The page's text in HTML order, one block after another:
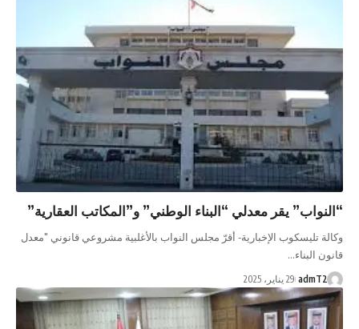
يقر معدلي “البناء الوطني” و”المكاتب العقارية”
تليسكوب الإخبارية- أقرّ مجلس النواب بالأغلبية مشروعي قانوني "معدل
البناء…
29 يناير، 2025